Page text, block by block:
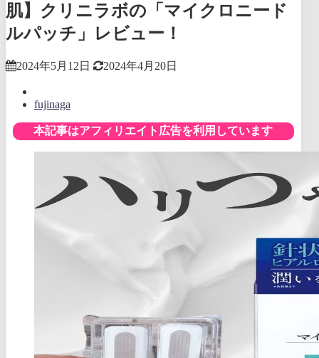
肌】クリニラボの「マイクロニード
ルパッチ」レビュー！
2024年5月12日 2024年4月20日
fujinaga
本記事はアフィリエイト広告を利用しています